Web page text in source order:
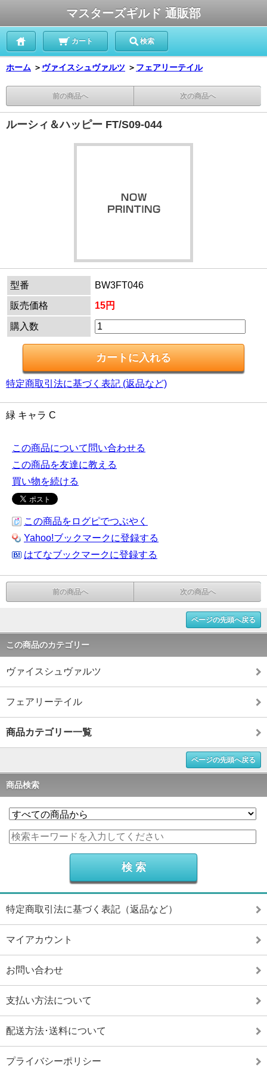
マスターズギルド 通販部
カート 検索
ホーム ＞ ヴァイスシュヴァルツ ＞ フェアリーテイル
前の商品へ 次の商品へ
ルーシィ＆ハッピー FT/S09-044
型番
BW3FT046
販売価格
15円
購入数
特定商取引法に基づく表記 (返品など)
緑 キャラ C
この商品について問い合わせる
この商品を友達に教える
買い物を続ける
この商品をログピでつぶやく
Yahoo!ブックマークに登録する
はてなブックマークに登録する
前の商品へ 次の商品へ
ページの先頭へ戻る
この商品のカテゴリー
ヴァイスシュヴァルツ
フェアリーテイル
商品カテゴリー一覧
ページの先頭へ戻る
商品検索
特定商取引法に基づく表記（返品など）
マイアカウント
お問い合わせ
支払い方法について
配送方法･送料について
プライバシーポリシー